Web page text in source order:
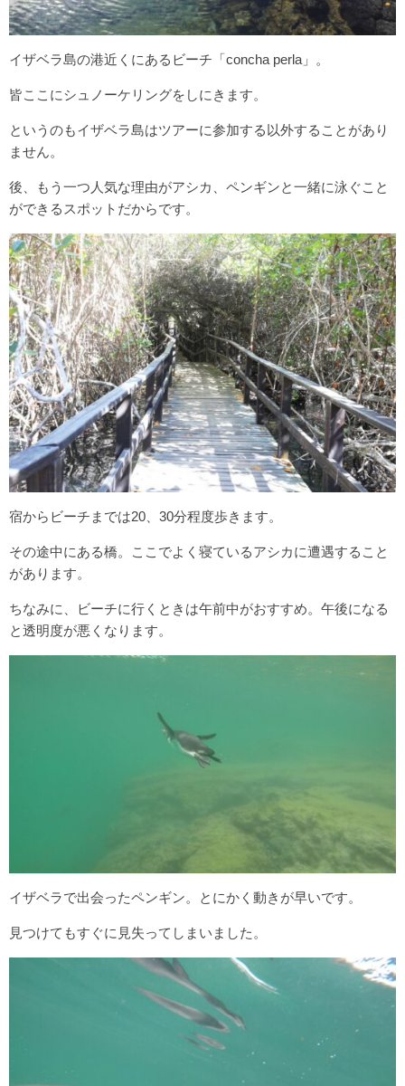
イザベラ島の港近くにあるビーチ「concha perla」。
皆ここにシュノーケリングをしにきます。
というのもイザベラ島はツアーに参加する以外することがあり
ません。
後、もう一つ人気な理由がアシカ、ペンギンと一緒に泳ぐこと
ができるスポットだからです。
宿からビーチまでは20、30分程度歩きます。
その途中にある橋。ここでよく寝ているアシカに遭遇すること
があります。
ちなみに、ビーチに行くときは午前中がおすすめ。午後になる
と透明度が悪くなります。
イザベラで出会ったペンギン。とにかく動きが早いです。
見つけてもすぐに見失ってしまいました。